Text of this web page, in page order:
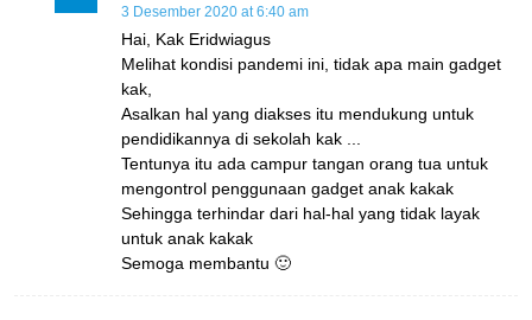
3 Desember 2020 at 6:40 am
Hai, Kak Eridwiagus
Melihat kondisi pandemi ini, tidak apa main gadget
kak,
Asalkan hal yang diakses itu mendukung untuk
pendidikannya di sekolah kak ...
Tentunya itu ada campur tangan orang tua untuk
mengontrol penggunaan gadget anak kakak
Sehingga terhindar dari hal-hal yang tidak layak
untuk anak kakak
Semoga membantu 🙂